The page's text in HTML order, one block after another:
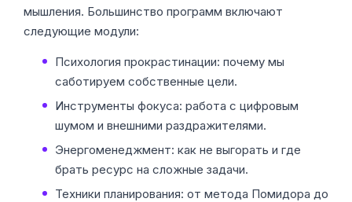
мышления. Большинство программ включают
следующие модули:
Психология прокрастинации: почему мы
саботируем собственные цели.
Инструменты фокуса: работа с цифровым
шумом и внешними раздражителями.
Энергоменеджмент: как не выгорать и где
брать ресурс на сложные задачи.
Техники планирования: от метода Помидора до